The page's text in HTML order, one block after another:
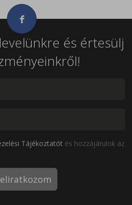
és értesülj
Tájékoztatót és hozzájárulok az